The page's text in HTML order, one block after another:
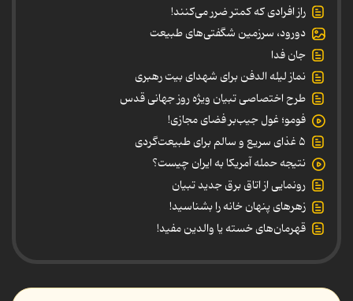
راز افرادی که کمتر ضرر می‌کنند!
دورود، سرزمین شگفتی‌های طبیعت
جان فدا
نماز لیله الدفن برای شهدای بیت رهبری
طرح اختصاصی تبیان ویژه روز جهانی قدس
فومو؛ غول جیب‌بر فضای مجازی!
۵ غذای سریع و سالم برای طبیعت‌گردی
نتیجه حمله آمریکا به ایران چیست؟
رونمایی از اتاق برق جدید تبیان
زهرهای پنهان خانه را بشناسید!
قهرمان‌های خسته یا والدین مفید!